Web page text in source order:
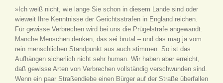
»Ich weiß nicht, wie lange Sie schon in diesem Lande sind oder
wieweit Ihre Kenntnisse der Gerichtsstrafen in England reichen.
Für gewisse Verbrechen wird bei uns die Prügelstrafe angewandt.
Manche Menschen denken, das sei brutal – und das mag ja vom
rein menschlichen Standpunkt aus auch stimmen. So ist das
Aufhängen sicherlich nicht sehr human. Wir haben aber erreicht,
daß gewisse Arten von Verbrechen vollständig verschwunden sind.
Wenn ein paar Straßendiebe einen Bürger auf der Straße überfallen